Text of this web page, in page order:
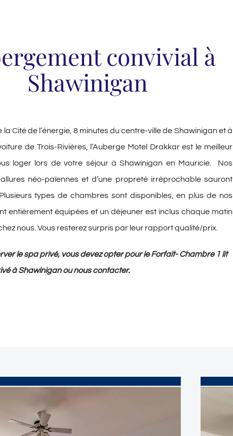
convivial à
Shawinigan
la Cité de l’énergie, 8 minutes du centre-ville de Shawinigan et à
de Trois-Rivières, l’Auberge Motel Drakkar est le meilleur
loger lors de votre séjour à Shawinigan en Mauricie. Nos
néo-païennes et d’une propreté irréprochable sauront
types de chambres sont disponibles, en plus de nos
entièrement équipées et un déjeuner est inclus chaque matin
nous. Vous resterez surpris par leur rapport qualité/prix.
le spa privé, vous devez opter pour leForfait- Chambre 1 lit
à Shawiniganounous contacter.